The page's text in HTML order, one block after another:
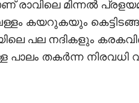
രാവിലെ മിന്നൽ
കയറുകയും
പല നദികളും
പാലം തകർന്ന